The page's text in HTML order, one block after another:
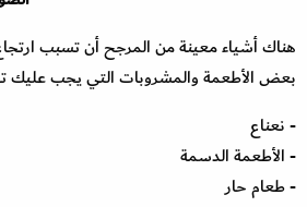
هناك أشياء معينة من المرجح أن تسبب
بعض الأطعمة والمشروبات التي يجب عليك
- نعناع
- الأطعمة الدسمة
- طعام حار